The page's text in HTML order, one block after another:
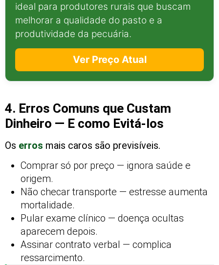
ideal para produtores rurais que buscam
melhorar a qualidade do pasto e a
produtividade da pecuária.
Ver Preço Atual
4. Erros Comuns que Custam
Dinheiro — E como Evitá-los
Os erros mais caros são previsíveis.
Comprar só por preço — ignora saúde e
origem.
Não checar transporte — estresse aumenta
mortalidade.
Pular exame clínico — doença ocultas
aparecem depois.
Assinar contrato verbal — complica
ressarcimento.